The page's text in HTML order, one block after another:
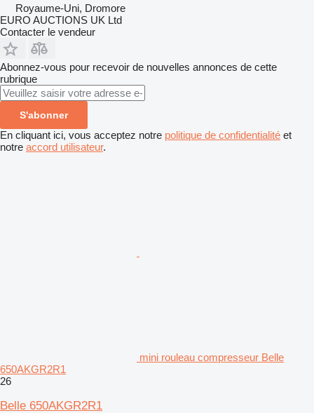
Royaume-Uni, Dromore
EURO AUCTIONS UK Ltd
Contacter le vendeur
Abonnez-vous pour recevoir de nouvelles annonces de cette
rubrique
S'abonner
En cliquant ici, vous acceptez notre politique de confidentialité et
notre accord utilisateur.
mini rouleau compresseur Belle
650AKGR2R1
26
Belle 650AKGR2R1